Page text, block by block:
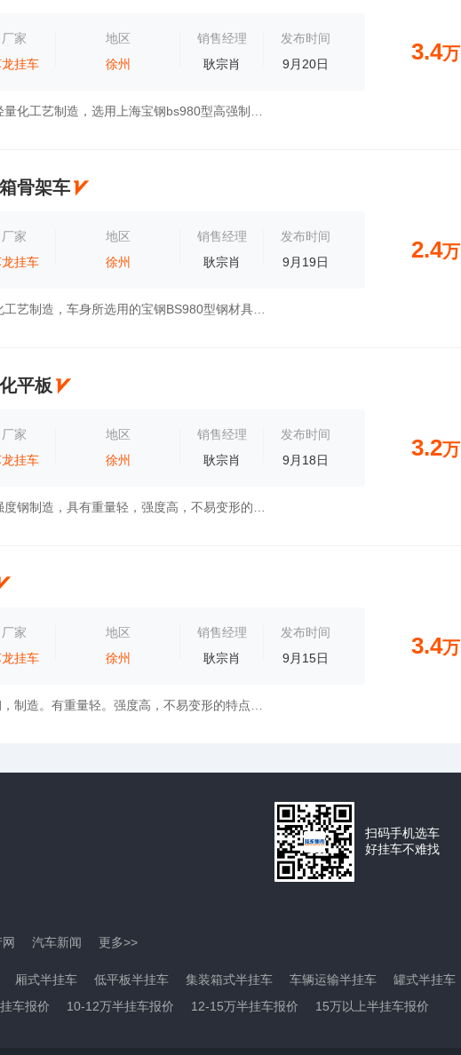
厂家
挂车
地区
徐州
销售经理
耿宗肖
发布时间
9月20日
3.4万
骨架车
厂家
挂车
地区
徐州
销售经理
耿宗肖
发布时间
9月19日
2.4万
平板
厂家
挂车
地区
徐州
销售经理
耿宗肖
发布时间
9月18日
3.2万
厂家
挂车
地区
徐州
销售经理
耿宗肖
发布时间
9月15日
3.4万
扫码手机选车
好挂车不难找
网 汽车新闻 更多>>
厢式半挂车 低平板半挂车 集装箱式半挂车 车辆运输半挂车 罐式半挂车
车报价 10-12万半挂车报价 12-15万半挂车报价 15万以上半挂车报价